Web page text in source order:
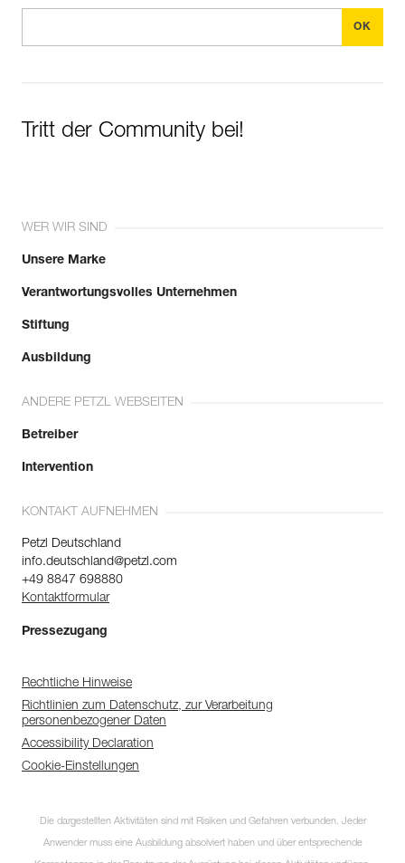
Tritt der Community bei!
WER WIR SIND
Unsere Marke
Verantwortungsvolles Unternehmen
Stiftung
Ausbildung
ANDERE PETZL WEBSEITEN
Betreiber
Intervention
KONTAKT AUFNEHMEN
Petzl Deutschland
info.deutschland@petzl.com
+49 8847 698880
Kontaktformular
Pressezugang
Rechtliche Hinweise
Richtlinien zum Datenschutz, zur Verarbeitung
personenbezogener Daten
Accessibility Declaration
Cookie-Einstellungen
Die dargestellten Aktivitäten sind mit Risiken und Gefahren verbunden. Jeder
Anwender muss eine Ausbildung absolviert haben und über entsprechende